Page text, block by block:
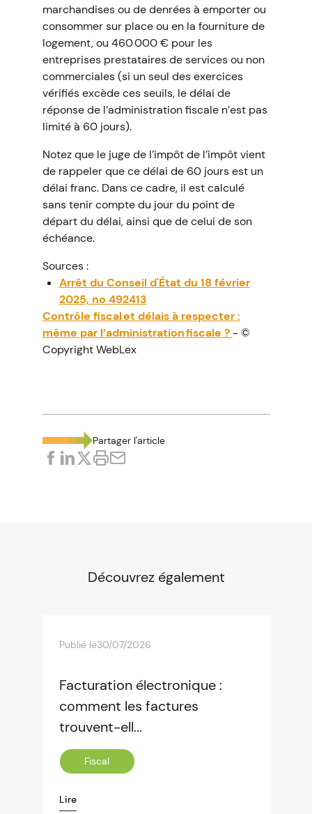
marchandises ou de denrées à emporter ou
consommer sur place ou en la fourniture de
logement, ou 460 000 € pour les
entreprises prestataires de services ou non
commerciales (si un seul des exercices
vérifiés excède ces seuils, le délai de
réponse de l’administration fiscale n’est pas
limité à 60 jours).
Notez que le juge de l’impôt de l’impôt vient
de rappeler que ce délai de 60 jours est un
délai franc. Dans ce cadre, il est calculé
sans tenir compte du jour du point de
départ du délai, ainsi que de celui de son
échéance.
Sources :
Arrêt du Conseil d'État du 18 février
2025, no 492413
Contrôle fiscal et délais à respecter :
même par l’administration fiscale ? - ©
Copyright WebLex
Partager l'article
Découvrez également
Publié le30/07/2026
Facturation électronique :
comment les factures
trouvent-ell...
Fiscal
Lire